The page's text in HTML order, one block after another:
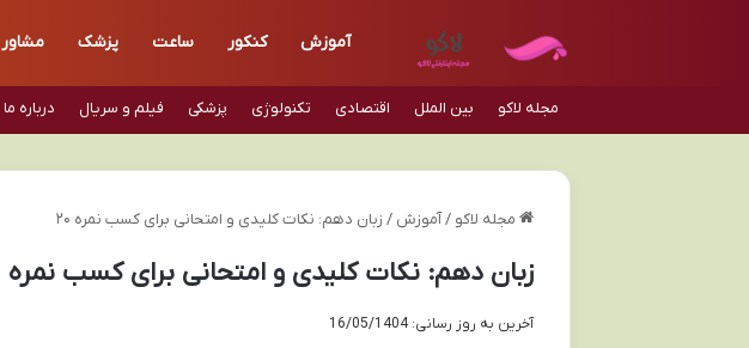
آموزش کنکور ساعت پزشک مشاور
مجله لاکو بین الملل اقتصادی تکنولوژی پزشکی فیلم و سریال درباره ما
مجله لاکو / آموزش / زبان دهم: نکات کلیدی و امتحانی برای کسب نمره ۲۰
زبان دهم: نکات کلیدی و امتحانی برای کسب نمره ۲۰
آخرین به روز رسانی: 16/05/1404